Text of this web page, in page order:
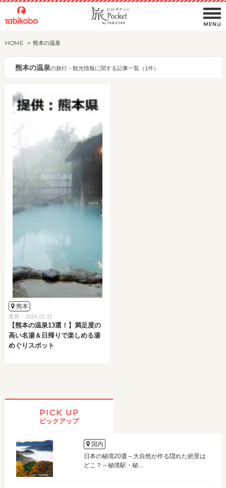
HOME 熊本の温泉
熊本の温泉の旅行・観光情報に関する記事一覧（1件）
熊本
更新：2024.01.31
【熊本の温泉13選！】満足度の
高い名湯＆日帰りで楽しめる湯
めぐりスポット
PICK UP
ピックアップ
国内
日本の秘境20選～大自然が作る隠れた絶景は
どこ？～秘境駅・秘...